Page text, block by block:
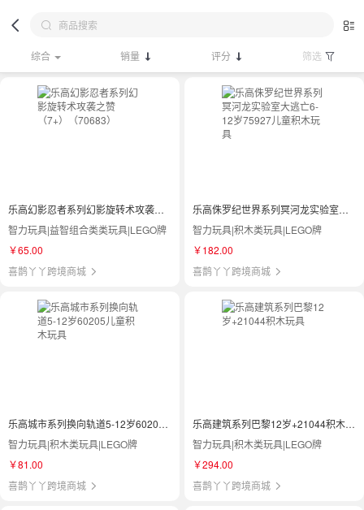
综合 销量 评分 筛选
乐高幻影忍者系列幻影旋转术攻袭之赞（7+）（70683）
智力玩具|益智组合类类玩具|LEGO牌
￥65.00
喜鹊丫丫跨境商城
乐高侏罗纪世界系列冥河龙实验室大逃亡6-12岁75927儿童积木玩具
智力玩具|积木类玩具|LEGO牌
￥182.00
喜鹊丫丫跨境商城
乐高城市系列换向轨道5-12岁60205儿童积木玩具
智力玩具|积木类玩具|LEGO牌
￥81.00
喜鹊丫丫跨境商城
乐高建筑系列巴黎12岁+21044积木玩具
智力玩具|积木类玩具|LEGO牌
￥294.00
喜鹊丫丫跨境商城